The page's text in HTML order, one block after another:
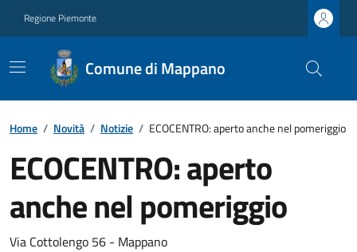
Regione Piemonte
Comune di Mappano
Home / Novità / Notizie / ECOCENTRO: aperto anche nel pomeriggio
ECOCENTRO: aperto
anche nel pomeriggio
Via Cottolengo 56 - Mappano